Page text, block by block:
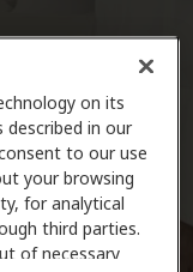
on its
in our
to our use
your browsing
for analytical
third parties.
of necessary